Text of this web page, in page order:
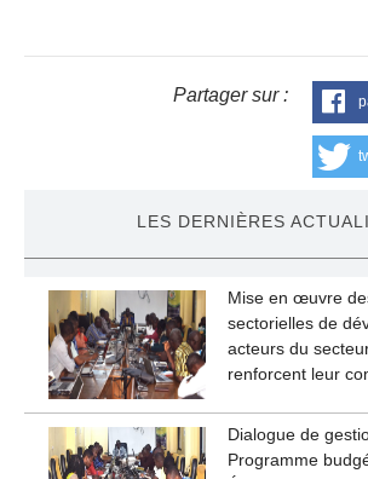
Partager sur :
LES DERNIÈRES
Mise en œuvre
sectorielles de
acteurs du
renforcent leur
Dialogue de
Programme